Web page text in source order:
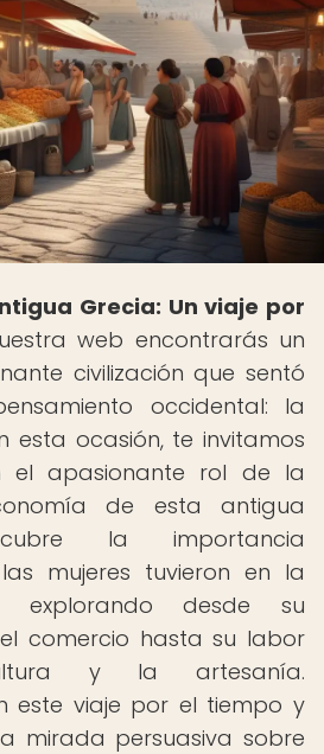
Grecia: Un viaje por
web encontrarás un
civilización que sentó
occidental: la
esta ocasión, te invitamos
el apasionante rol de la
de esta antigua
la importancia
mujeres tuvieron en la
explorando desde su
comercio hasta su labor
y la artesanía.
este viaje por el tiempo y
mirada persuasiva sobre